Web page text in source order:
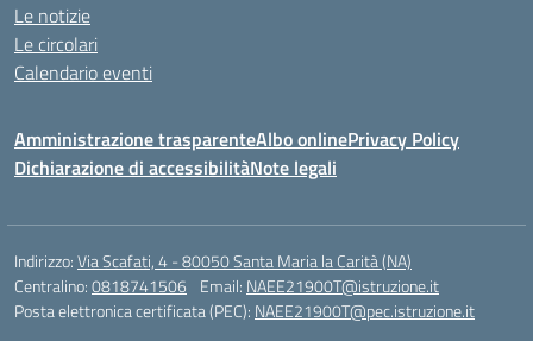
Le notizie
Le circolari
Calendario eventi
Amministrazione trasparenteAlbo onlinePrivacy Policy
Dichiarazione di accessibilitàNote legali
Indirizzo:Via Scafati, 4 - 80050 Santa Maria la Carità (NA)
Centralino:0818741506 Email: NAEE21900T@istruzione.it
Posta elettronica certificata (PEC): NAEE21900T@pec.istruzione.it